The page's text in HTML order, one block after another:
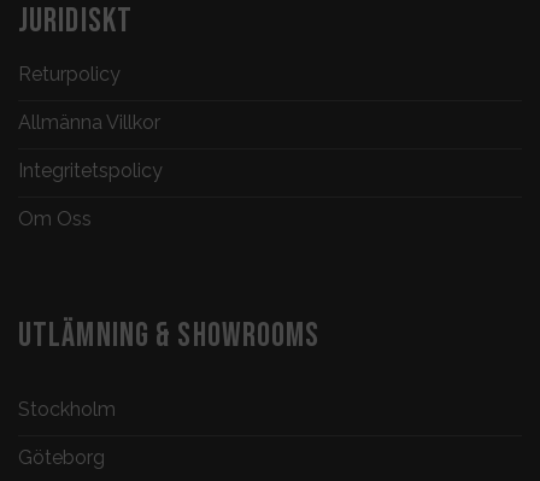
JURIDISKT
Returpolicy
Allmänna Villkor
Integritetspolicy
Om Oss
UTLÄMNING & SHOWROOMS
Stockholm
Göteborg